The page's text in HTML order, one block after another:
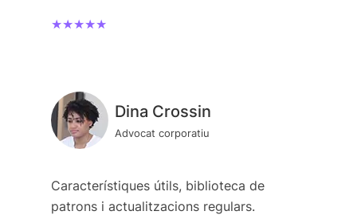
★★★★★
Dina Crossin
Advocat corporatiu
Característiques útils, biblioteca de
patrons i actualitzacions regulars.